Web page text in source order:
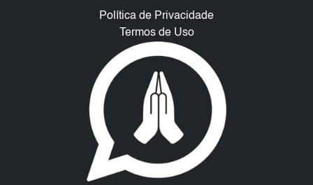
Política de Privacidade
Termos de Uso